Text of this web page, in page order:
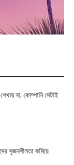
না, কোম্পানি সেটাই
সৃজনশীলতা কমিয়ে